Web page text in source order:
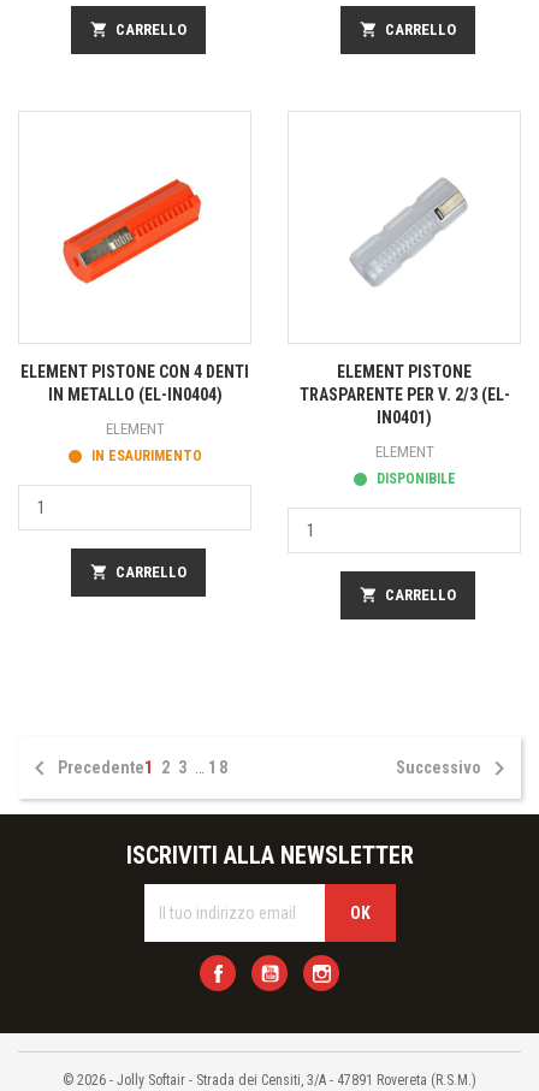
shopping_cart CARRELLO shopping_cart CARRELLO
ELEMENT PISTONE CON 4 DENTI
IN METALLO (EL-IN0404)
ELEMENT
IN ESAURIMENTO
shopping_cart CARRELLO
ELEMENT PISTONE
TRASPARENTE PER V. 2/3 (EL-
IN0401)
ELEMENT
DISPONIBILE
shopping_cart CARRELLO
 Precedente1 2 3 18 Successivo 
ISCRIVITI ALLA NEWSLETTER
FacebookYouTube
© 2026 - Jolly Softair - Strada dei Censiti, 3/A - 47891 Rovereta (R.S.M.)